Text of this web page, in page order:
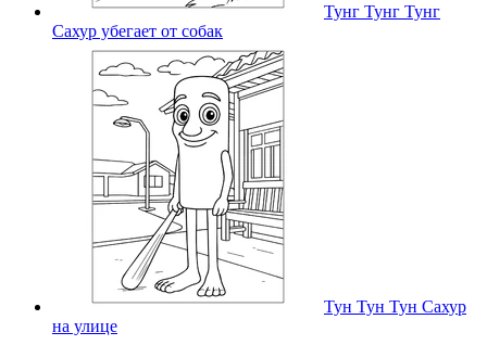
Тунг Тунг Тунг
Сахур убегает от собак
Тун Тун Тун Сахур
на улице